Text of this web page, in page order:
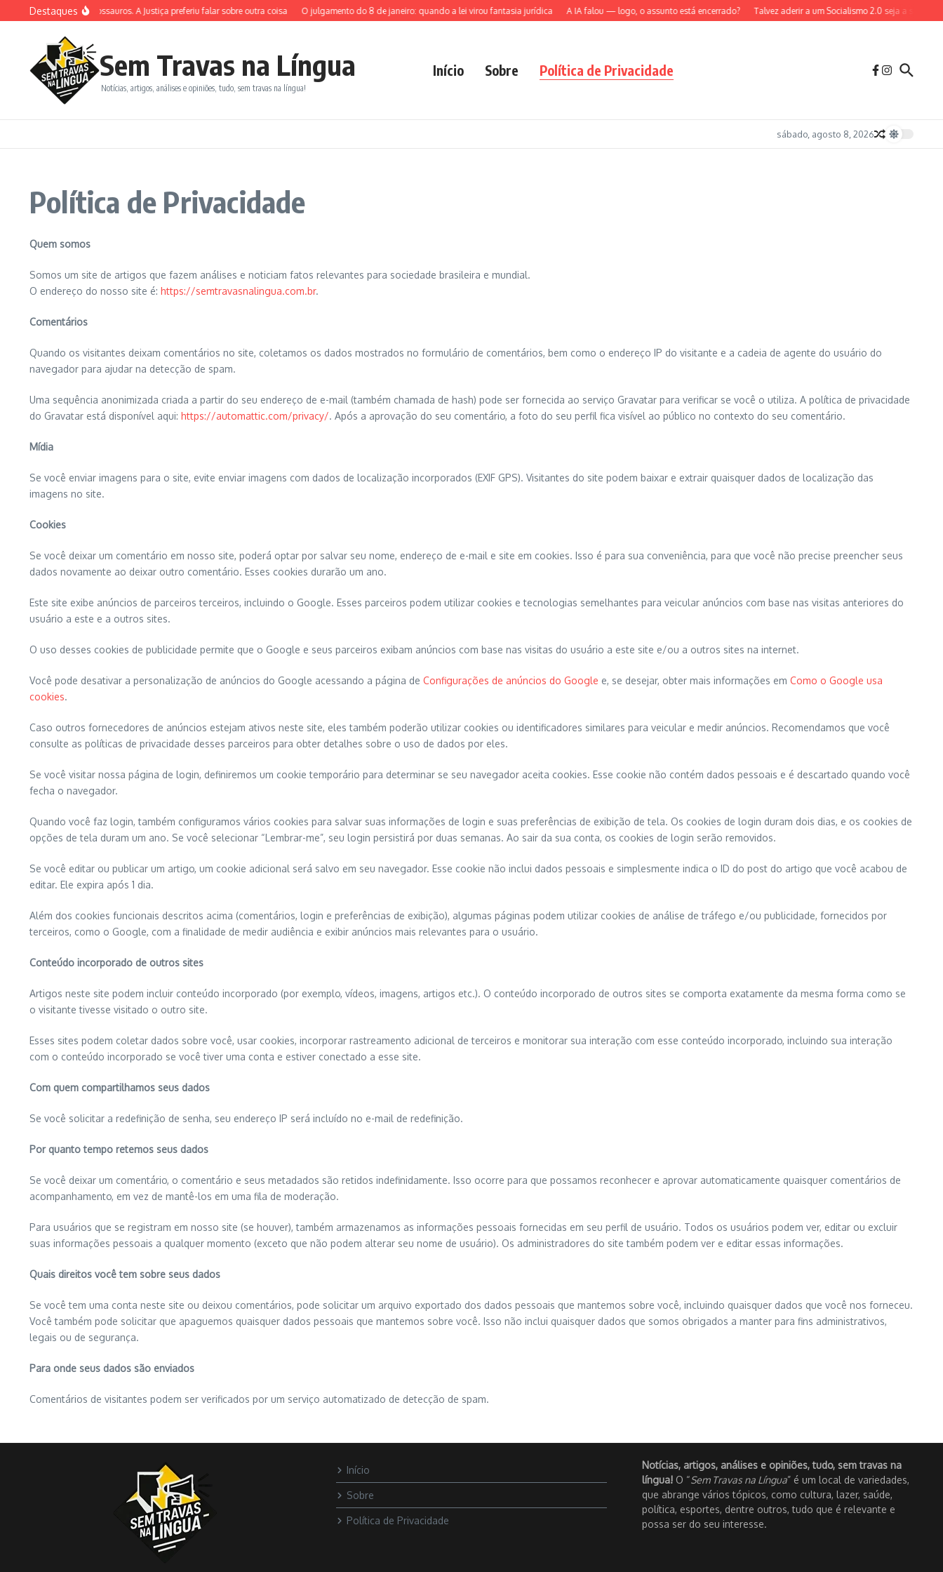
Destaques
Ele gostava de dinossauros. A Justiça preferiu falar sobre outra coisa O julgamento do 8 de janeiro: quando a lei virou fantasia jurídica A IA falou — logo, o assunto está encerrado? Talvez aderir a um Socialismo 2.0 seja a solução
Sem Travas na Língua
Notícias, artigos, análises e opiniões, tudo, sem travas na língua!
Início Sobre Política de Privacidade
sábado, agosto 8, 2026
Política de Privacidade
Quem somos
Somos um site de artigos que fazem análises e noticiam fatos relevantes para sociedade brasileira e mundial.
O endereço do nosso site é: https://semtravasnalingua.com.br.
Comentários
Quando os visitantes deixam comentários no site, coletamos os dados mostrados no formulário de comentários, bem como o endereço IP do visitante e a cadeia de agente do usuário do
navegador para ajudar na detecção de spam.
Uma sequência anonimizada criada a partir do seu endereço de e-mail (também chamada de hash) pode ser fornecida ao serviço Gravatar para verificar se você o utiliza. A política de privacidade
do Gravatar está disponível aqui: https://automattic.com/privacy/. Após a aprovação do seu comentário, a foto do seu perfil fica visível ao público no contexto do seu comentário.
Mídia
Se você enviar imagens para o site, evite enviar imagens com dados de localização incorporados (EXIF GPS). Visitantes do site podem baixar e extrair quaisquer dados de localização das
imagens no site.
Cookies
Se você deixar um comentário em nosso site, poderá optar por salvar seu nome, endereço de e-mail e site em cookies. Isso é para sua conveniência, para que você não precise preencher seus
dados novamente ao deixar outro comentário. Esses cookies durarão um ano.
Este site exibe anúncios de parceiros terceiros, incluindo o Google. Esses parceiros podem utilizar cookies e tecnologias semelhantes para veicular anúncios com base nas visitas anteriores do
usuário a este e a outros sites.
O uso desses cookies de publicidade permite que o Google e seus parceiros exibam anúncios com base nas visitas do usuário a este site e/ou a outros sites na internet.
Você pode desativar a personalização de anúncios do Google acessando a página de Configurações de anúncios do Google e, se desejar, obter mais informações em Como o Google usa
cookies.
Caso outros fornecedores de anúncios estejam ativos neste site, eles também poderão utilizar cookies ou identificadores similares para veicular e medir anúncios. Recomendamos que você
consulte as políticas de privacidade desses parceiros para obter detalhes sobre o uso de dados por eles.
Se você visitar nossa página de login, definiremos um cookie temporário para determinar se seu navegador aceita cookies. Esse cookie não contém dados pessoais e é descartado quando você
fecha o navegador.
Quando você faz login, também configuramos vários cookies para salvar suas informações de login e suas preferências de exibição de tela. Os cookies de login duram dois dias, e os cookies de
opções de tela duram um ano. Se você selecionar “Lembrar-me”, seu login persistirá por duas semanas. Ao sair da sua conta, os cookies de login serão removidos.
Se você editar ou publicar um artigo, um cookie adicional será salvo em seu navegador. Esse cookie não inclui dados pessoais e simplesmente indica o ID do post do artigo que você acabou de
editar. Ele expira após 1 dia.
Além dos cookies funcionais descritos acima (comentários, login e preferências de exibição), algumas páginas podem utilizar cookies de análise de tráfego e/ou publicidade, fornecidos por
terceiros, como o Google, com a finalidade de medir audiência e exibir anúncios mais relevantes para o usuário.
Conteúdo incorporado de outros sites
Artigos neste site podem incluir conteúdo incorporado (por exemplo, vídeos, imagens, artigos etc.). O conteúdo incorporado de outros sites se comporta exatamente da mesma forma como se
o visitante tivesse visitado o outro site.
Esses sites podem coletar dados sobre você, usar cookies, incorporar rastreamento adicional de terceiros e monitorar sua interação com esse conteúdo incorporado, incluindo sua interação
com o conteúdo incorporado se você tiver uma conta e estiver conectado a esse site.
Com quem compartilhamos seus dados
Se você solicitar a redefinição de senha, seu endereço IP será incluído no e-mail de redefinição.
Por quanto tempo retemos seus dados
Se você deixar um comentário, o comentário e seus metadados são retidos indefinidamente. Isso ocorre para que possamos reconhecer e aprovar automaticamente quaisquer comentários de
acompanhamento, em vez de mantê-los em uma fila de moderação.
Para usuários que se registram em nosso site (se houver), também armazenamos as informações pessoais fornecidas em seu perfil de usuário. Todos os usuários podem ver, editar ou excluir
suas informações pessoais a qualquer momento (exceto que não podem alterar seu nome de usuário). Os administradores do site também podem ver e editar essas informações.
Quais direitos você tem sobre seus dados
Se você tem uma conta neste site ou deixou comentários, pode solicitar um arquivo exportado dos dados pessoais que mantemos sobre você, incluindo quaisquer dados que você nos forneceu.
Você também pode solicitar que apaguemos quaisquer dados pessoais que mantemos sobre você. Isso não inclui quaisquer dados que somos obrigados a manter para fins administrativos,
legais ou de segurança.
Para onde seus dados são enviados
Comentários de visitantes podem ser verificados por um serviço automatizado de detecção de spam.
Início
Sobre
Política de Privacidade
Notícias, artigos, análises e opiniões, tudo, sem travas na
língua! O “Sem Travas na Língua” é um local de variedades,
que abrange vários tópicos, como cultura, lazer, saúde,
política, esportes, dentre outros, tudo que é relevante e
possa ser do seu interesse.